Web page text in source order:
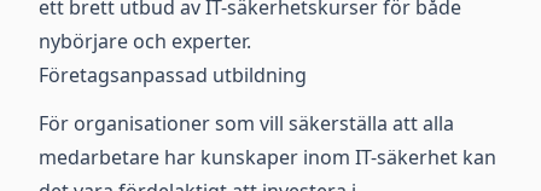
ett brett utbud av IT-säkerhetskurser för både
nybörjare och experter.
Företagsanpassad utbildning
För organisationer som vill säkerställa att alla
medarbetare har kunskaper inom IT-säkerhet kan